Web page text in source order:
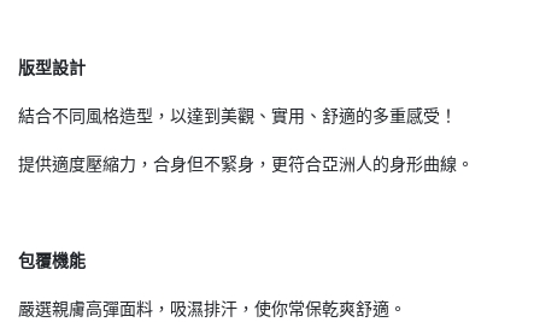
版型設計
結合不同風格造型，以達到美觀、實用、舒適的多重感受！
提供適度壓縮力，合身但不緊身，更符合亞洲人的身形曲線。
包覆機能
嚴選親膚高彈面料，吸濕排汗，使你常保乾爽舒適。